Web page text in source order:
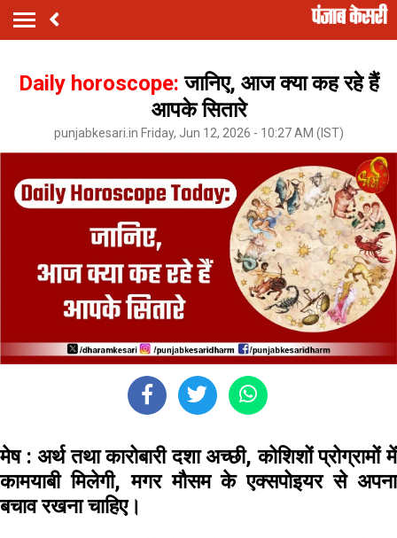
Daily horoscope:जानिए, आज क्या कह रहे हैं
आपके सितारे
punjabkesari.in Friday, Jun 12, 2026 - 10:27 AM (IST)
मेष :अर्थ तथा कारोबारी दशा अच्छी, कोशिशों प्रोग्रामों में
कामयाबी मिलेगी, मगर मौसम के एक्सपोइयर से अपना
बचाव रखना चाहिए।